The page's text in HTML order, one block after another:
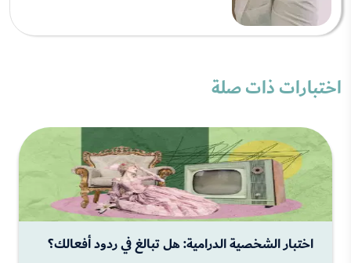
اختبارات ذات صلة
اختبار الشخصية الدرامية: هل تبالغ في ردود أفعالك؟